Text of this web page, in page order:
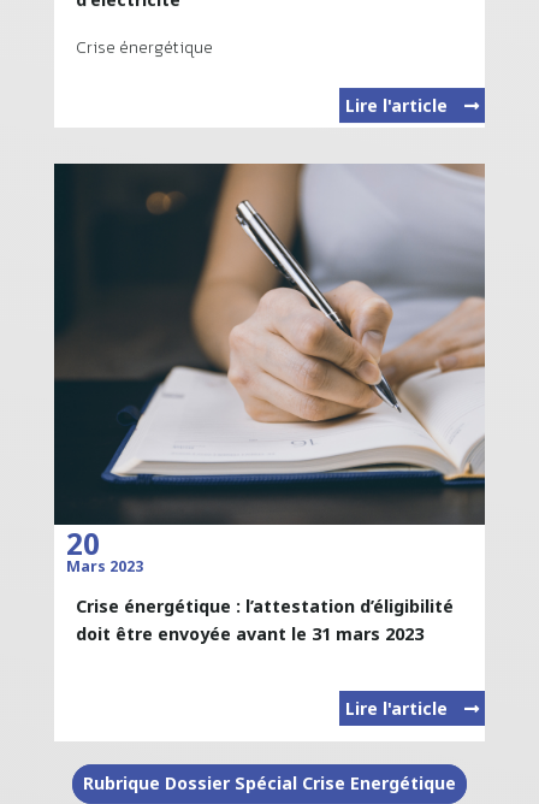
Crise énergétique
Lire l'article
20
Mars 2023
Crise énergétique : l’attestation d’éligibilité
doit être envoyée avant le 31 mars 2023
Lire l'article
Rubrique Dossier Spécial Crise Energétique